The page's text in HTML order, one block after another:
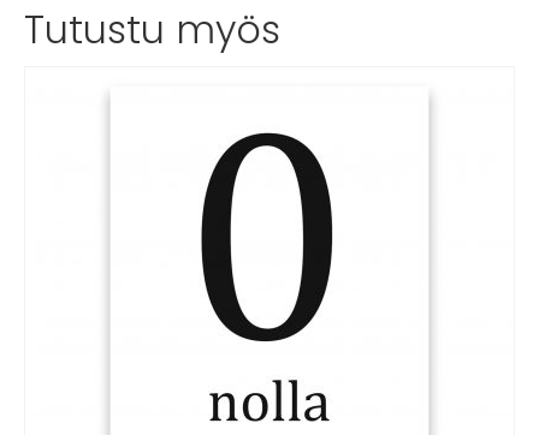
Tutustu myös